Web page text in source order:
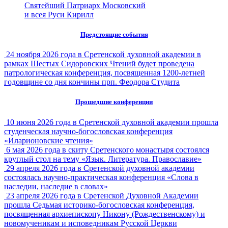
Святейший Патриарх Московский
и всея Руси Кирилл
Предстоящие события
24 ноября 2026 года в Сретенской духовной академии в
рамках Шестых Сидоровских Чтений будет проведена
патрологическая конференция, посвященная 1200-летней
годовщине со дня кончины прп. Феодора Студита
Прошедшие конференции
10 июня 2026 года в Сретенской духовной академии прошла
студенческая научно-богословская конференция
«Иларионовские чтения»
6 мая 2026 года в скиту Сретенского монастыря состоялся
круглый стол на тему «Язык. Литература. Православие»
29 апреля 2026 года в Сретенской духовной академии
состоялась научно-практическая конференция «Слова в
наследии, наследие в словах»
23 апреля 2026 года в Сретенской Духовной Академии
прошла Седьмая историко-богословская конференция,
посвященная архиепископу Никону (Рождественскому) и
новомученикам и исповедникам Русской Церкви